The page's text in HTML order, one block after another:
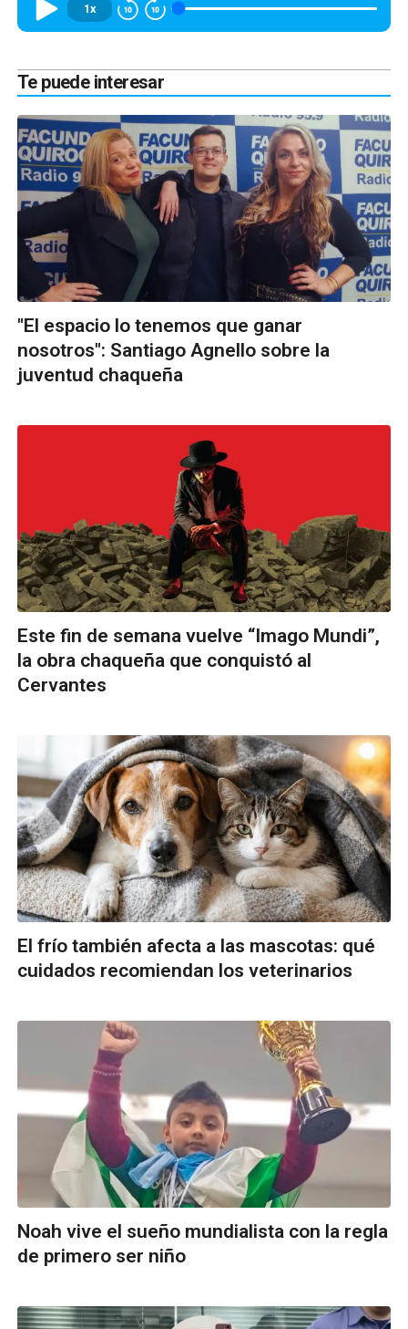
1x
Te puede interesar
"El espacio lo tenemos que ganar
nosotros": Santiago Agnello sobre la
juventud chaqueña
Este fin de semana vuelve “Imago Mundi”,
la obra chaqueña que conquistó al
Cervantes
El frío también afecta a las mascotas: qué
cuidados recomiendan los veterinarios
Noah vive el sueño mundialista con la regla
de primero ser niño